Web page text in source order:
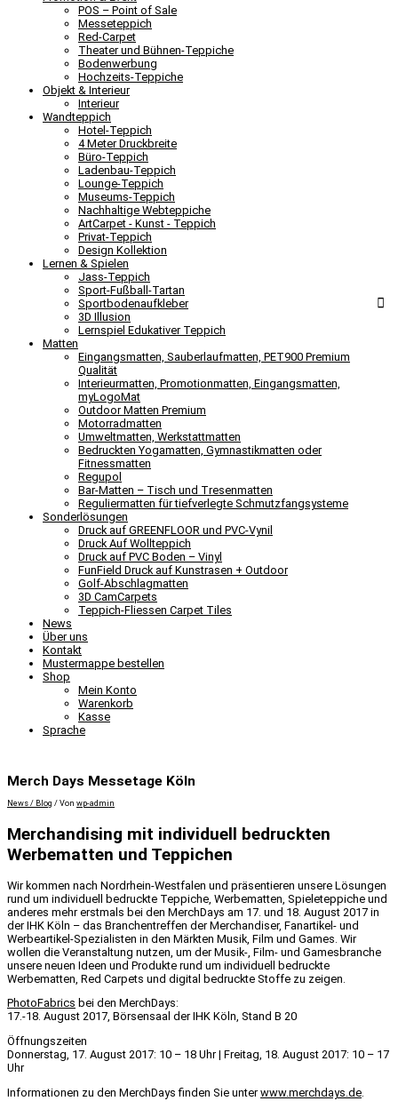
POS – Point of Sale
Messeteppich
Red-Carpet
Theater und Bühnen-Teppiche
Bodenwerbung
Hochzeits-Teppiche
Objekt & Interieur
Interieur
Wandteppich
Hotel-Teppich
4 Meter Druckbreite
Büro-Teppich
Ladenbau-Teppich
Lounge-Teppich
Museums-Teppich
Nachhaltige Webteppiche
ArtCarpet - Kunst - Teppich
Privat-Teppich
Design Kollektion
Lernen & Spielen
Jass-Teppich
Sport-Fußball-Tartan
Sportbodenaufkleber
3D Illusion
Lernspiel Edukativer Teppich
Matten
Eingangsmatten, Sauberlaufmatten, PET900 Premium
Qualität
Interieurmatten, Promotionmatten, Eingangsmatten,
myLogoMat
Outdoor Matten Premium
Motorradmatten
Umweltmatten, Werkstattmatten
Bedruckten Yogamatten, Gymnastikmatten oder
Fitnessmatten
Regupol
Bar-Matten – Tisch und Tresenmatten
Reguliermatten für tiefverlegte Schmutzfangsysteme
Sonderlösungen
Druck auf GREENFLOOR und PVC-Vynil
Druck Auf Wollteppich
Druck auf PVC Boden – Vinyl
FunField Druck auf Kunstrasen + Outdoor
Golf-Abschlagmatten
3D CamCarpets
Teppich-Fliessen Carpet Tiles
News
Über uns
Kontakt
Mustermappe bestellen
Shop
Mein Konto
Warenkorb
Kasse
Sprache
Merch Days Messetage Köln
News / Blog / Von wp-admin
Merchandising mit individuell bedruckten
Werbematten und Teppichen
Wir kommen nach Nordrhein-Westfalen und präsentieren unsere Lösungen
rund um individuell bedruckte Teppiche, Werbematten, Spieleteppiche und
anderes mehr erstmals bei den MerchDays am 17. und 18. August 2017 in
der IHK Köln – das Branchentreffen der Merchandiser, Fanartikel- und
Werbeartikel-Spezialisten in den Märkten Musik, Film und Games. Wir
wollen die Veranstaltung nutzen, um der Musik-, Film- und Gamesbranche
unsere neuen Ideen und Produkte rund um individuell bedruckte
Werbematten, Red Carpets und digital bedruckte Stoffe zu zeigen.
PhotoFabrics bei den MerchDays:
17.-18. August 2017, Börsensaal der IHK Köln, Stand B 20
Öffnungszeiten
Donnerstag, 17. August 2017: 10 – 18 Uhr | Freitag, 18. August 2017: 10 – 17
Uhr
Informationen zu den MerchDays finden Sie unter www.merchdays.de